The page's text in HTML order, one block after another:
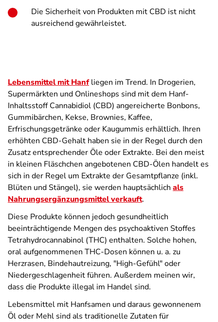
Die Sicherheit von Produkten mit CBD ist nicht
ausreichend gewährleistet.
Lebensmittel mit Hanfliegen im Trend. In Drogerien,
Supermärkten und Onlineshops sind mit dem Hanf-
Inhaltsstoff Cannabidiol (CBD) angereicherte Bonbons,
Gummibärchen, Kekse, Brownies, Kaffee,
Erfrischungsgetränke oder Kaugummis erhältlich. Ihren
erhöhten CBD-Gehalt haben sie in der Regel durch den
Zusatz entsprechender Öle oder Extrakte. Bei den meist
in kleinen Fläschchen angebotenen CBD-Ölen handelt es
sich in der Regel um Extrakte der Gesamtpflanze (inkl.
Blüten und Stängel), sie werden hauptsächlich als
Nahrungsergänzungsmittel verkauft.
Diese Produkte können jedoch gesundheitlich
beeinträchtigende Mengen des psychoaktiven Stoffes
Tetrahydrocannabinol (THC) enthalten. Solche hohen,
oral aufgenommenen THC-Dosen können u. a. zu
Herzrasen, Bindehautreizung, "High-Gefühl" oder
Niedergeschlagenheit führen. Außerdem meinen wir,
dass die Produkte illegal im Handel sind.
Lebensmittel mit Hanfsamen und daraus gewonnenem
Öl oder Mehl sind als traditionelle Zutaten für